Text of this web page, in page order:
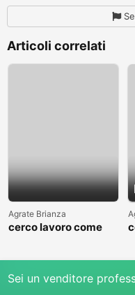
Articoli correlati
Agrate Brianza
cerco lavoro come
Sei un venditore